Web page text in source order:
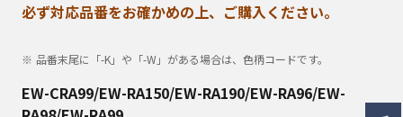
必ず対応品番をお確かめの上、ご購入ください。
品番末尾に「-K」や「-W」がある場合は、色柄コードです。
EW-CRA99/EW-RA150/EW-RA190/EW-RA96/EW-